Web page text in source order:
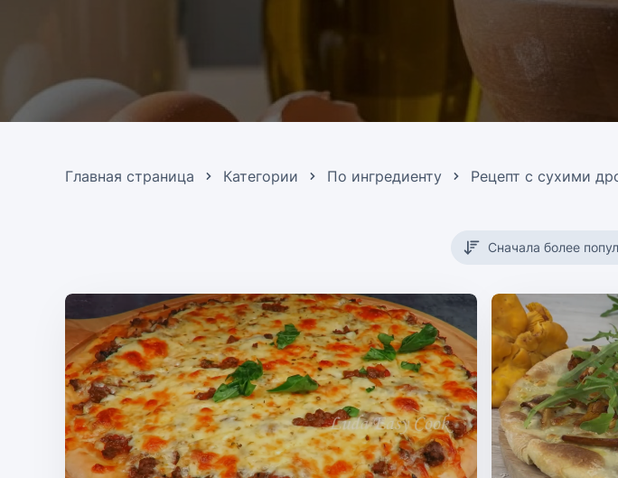
Главная страница Категории По ингредиенту Рецепт с сухими
Сначала более